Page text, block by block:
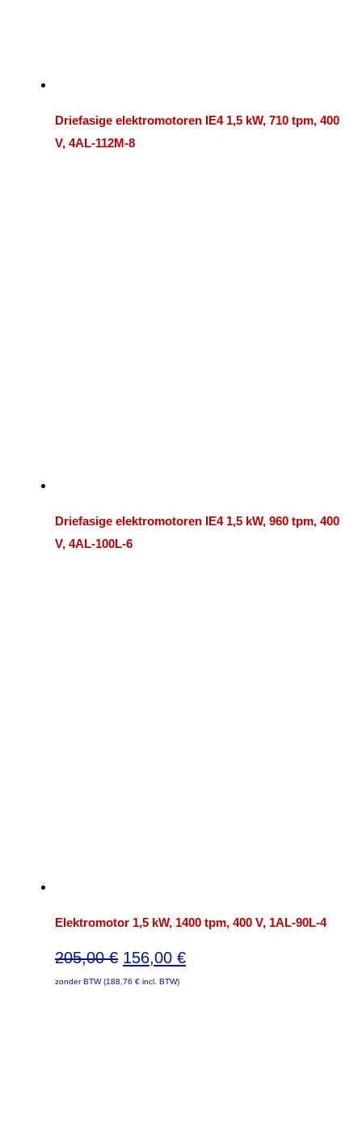
Driefasige elektromotoren IE4 1,5 kW, 710 tpm, 400
V, 4AL-112M-8
Driefasige elektromotoren IE4 1,5 kW, 960 tpm, 400
V, 4AL-100L-6
Elektromotor 1,5 kW, 1400 tpm, 400 V, 1AL-90L-4
205,00€ Oorspronkelijke
prijs
156,00 €Huidige
zonder BTW (188,76 € incl. BTW)